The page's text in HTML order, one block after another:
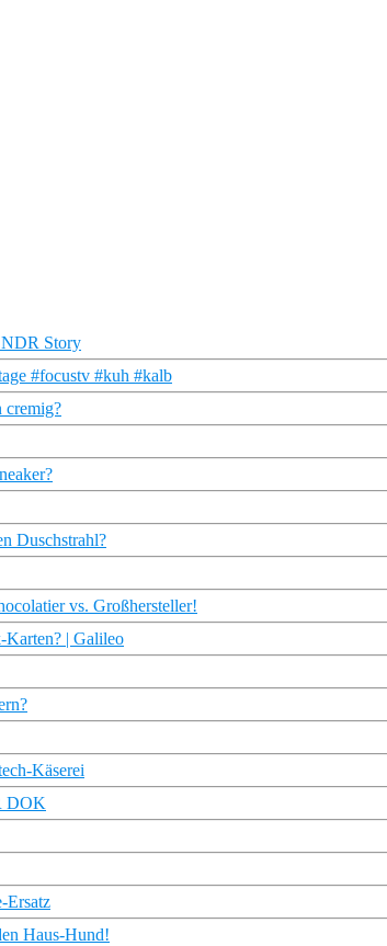
Story
#focustv #kuh #kalb
cremig?
Duschstrahl?
vs. Großhersteller!
| Galileo
Käserei
DOK
Ersatz
Haus-Hund!